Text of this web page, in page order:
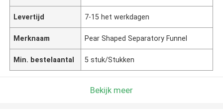
Levertijd 7-15 het werkdagen
Merknaam Pear Shaped Separatory Funnel
Min. bestelaantal 5 stuk/Stukken
Bekijk meer